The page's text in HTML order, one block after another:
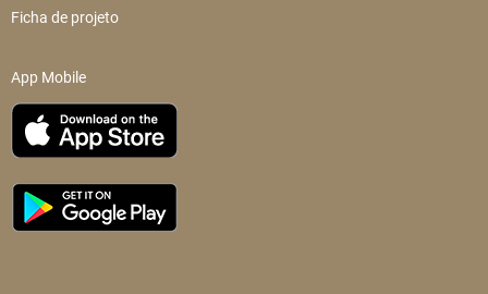
Ficha de projeto
App Mobile